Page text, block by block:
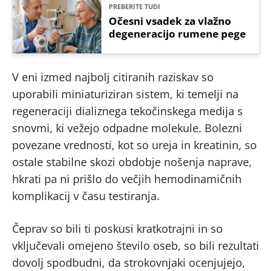
PREBERITE TUDI
Očesni vsadek za vlažno
degeneracijo rumene pege
V eni izmed najbolj citiranih raziskav so
uporabili miniaturiziran sistem, ki temelji na
regeneraciji dializnega tekočinskega medija s
snovmi, ki vežejo odpadne molekule. Bolezni
povezane vrednosti, kot so ureja in kreatinin, so
ostale stabilne skozi obdobje nošenja naprave,
hkrati pa ni prišlo do večjih hemodinamičnih
komplikacij v času testiranja.
Čeprav so bili ti poskusi kratkotrajni in so
vključevali omejeno število oseb, so bili rezultati
dovolj spodbudni, da strokovnjaki ocenjujejo,